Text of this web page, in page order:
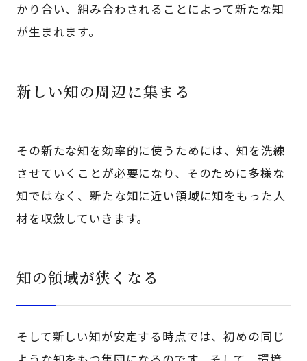
かり合い、組み合わされることによって新たな知
が生まれます。
新しい知の周辺に集まる
その新たな知を効率的に使うためには、知を洗練
させていくことが必要になり、そのために多様な
知ではなく、新たな知に近い領域に知をもった人
材を収斂していきます。
知の領域が狭くなる
そして新しい知が安定する時点では、初めの同じ